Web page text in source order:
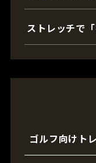
ストレッチで
ゴルフ向けト